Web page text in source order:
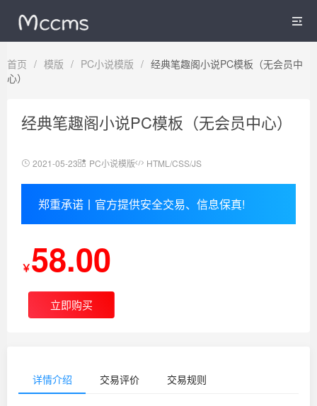

首页 / 模版 / PC小说模版 / 经典笔趣阁小说PC模板（无会员中
心）
经典笔趣阁小说PC模板（无会员中心）
2021-05-23 PC小说模版 HTML/CSS/JS
郑重承诺丨官方提供安全交易、信息保真!
￥58.00
立即购买
详情介绍 交易评价 交易规则